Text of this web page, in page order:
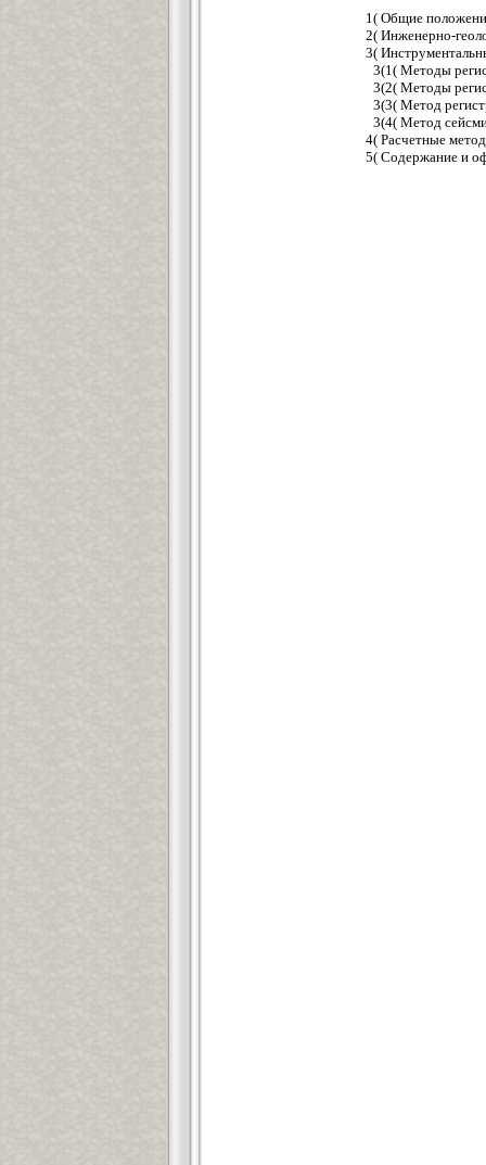
1( Общие
2( Инженерно-
3(
3(1( Методы
3(2( Методы
3(3( Метод
3(4( Метод
4( Расчетные
5( Содержание и